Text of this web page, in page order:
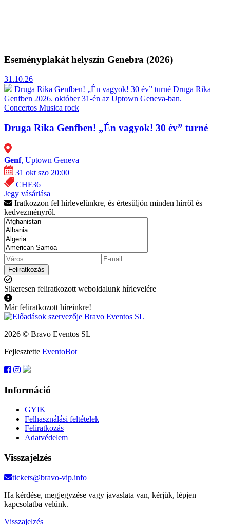
Eseményplakát helyszín Genebra (2026)
31.10.26
Druga Rika Genfben! „Én vagyok! 30 év” turné Druga Rika
Genfben 2026. október 31-én az Uptown Geneva-ban.
Concertos Musica rock
Druga Rika Genfben! „Én vagyok! 30 év” turné
Genf, Uptown Geneva
31 okt szo 20:00
CHF36
Jegy vásárlása
Iratkozzon fel hírlevelünkre, és értesüljön minden hírről és
kedvezményről.
Feliratkozás
Sikeresen feliratkozott weboldalunk hírlevelére
Már feliratkozott híreinkre!
2026 © Bravo Eventos SL
Fejlesztette EventoBot
Információ
GYIK
Felhasználási feltételek
Feliratkozás
Adatvédelem
Visszajelzés
tickets@bravo-vip.info
Ha kérdése, megjegyzése vagy javaslata van, kérjük, lépjen
kapcsolatba velünk.
Visszajelzés